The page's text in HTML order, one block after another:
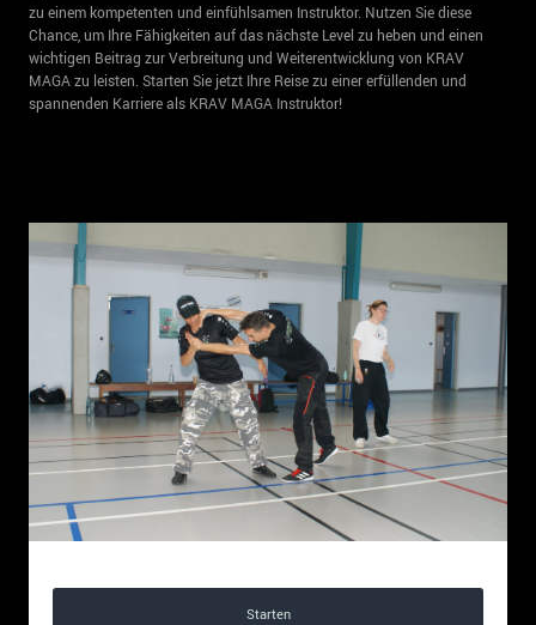
zu einem kompetenten und einfühlsamen Instruktor. Nutzen Sie diese
Chance, um Ihre Fähigkeiten auf das nächste Level zu heben und einen
wichtigen Beitrag zur Verbreitung und Weiterentwicklung von KRAV
MAGA zu leisten. Starten Sie jetzt Ihre Reise zu einer erfüllenden und
spannenden Karriere als KRAV MAGA Instruktor!
Starten